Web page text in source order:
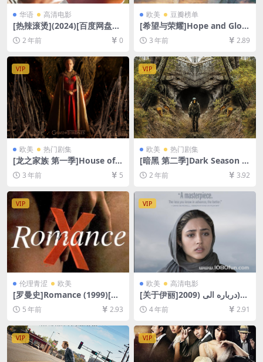
华语 高清电影
[热辣滚烫](2024)[百度网盘
+夸克网盘1080P超清未删减
资源][网盘在线播放/下载][MP
4/6.5GB][中文字幕]
2 年前 0
欧美 豆瓣榜单
[希望与荣耀]Hope and Glory
(1987)[百度网盘+夸克网盘10
80P超清未删减资源][网盘在
线播放/下载][MP4/7.2GB][中
英字幕]
3 年前 2.89
VIP
欧美 热门剧集
[龙之家族 第一季]House of t
he Dragon Season 1 (2022)
[百度网盘+迅雷云盘+阿里云
4/18GB][中英字幕]
3 年前 5
VIP
欧美 热门剧集
[暗黑 第二季]Dark Season 2
(2019)[百度网盘+夸克网盘10
80P超清未删减资源][网盘在
文字幕]
2 年前 3.92
VIP
伦理青涩 欧美
[罗曼史]Romance (1999)[百
度网盘+迅雷云盘资源1080P
超清未删减][MP4/6.3GB][原
声中英字幕]【手机无法在线播
放，请下载防和谐压缩包（含
解压密码）】
5 年前 2.93
VIP
欧美 高清电影
[关于伊丽]درباره الی (2009)
[百度网盘+迅雷云盘资源1080
P超清未删减][MP4/7.5GB][中
文字幕]
4 年前 2.91
VIP VIP